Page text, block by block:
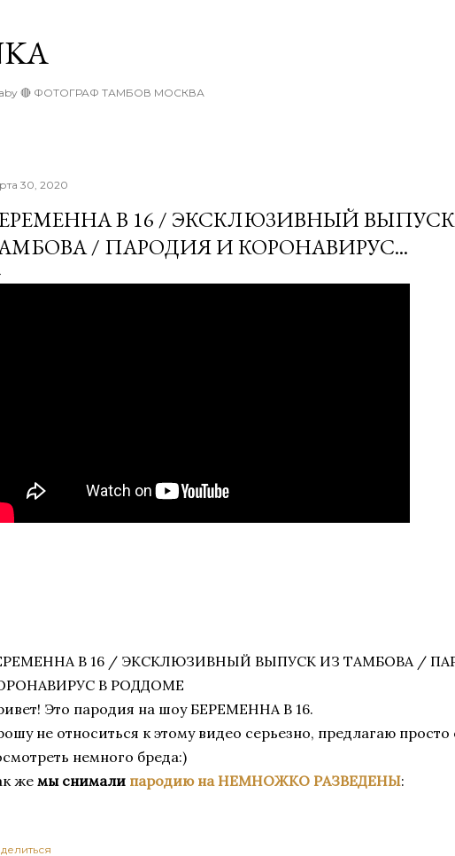
baby 🔴 ФОТОГРАФ ТАМБОВ МОСКВА
30, 2020
В 16 / ЭКСКЛЮЗИВНЫЙ
/ ПАРОДИЯ И КОРОНАВИРУС...
В 16 / ЭКСКЛЮЗИВНЫЙ ВЫПУСК ИЗ ТАМБОВА /
В РОДДОМЕ
Это пародия на шоу БЕРЕМЕННА В 16.
не относиться к этому видео серьезно, предлагаю
немного бреда:)
же мы снимали пародию на НЕМНОЖКО РАЗВЕДЕНЫ: